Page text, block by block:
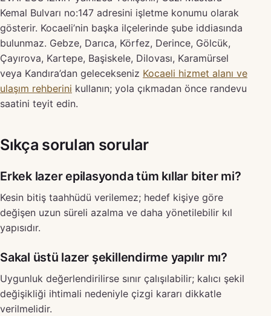
Kemal Bulvarı no:147 adresini işletme konumu olarak
gösterir. Kocaeli’nin başka ilçelerinde şube iddiasında
bulunmaz. Gebze, Darıca, Körfez, Derince, Gölcük,
Çayırova, Kartepe, Başiskele, Dilovası, Karamürsel
veya Kandıra’dan gelecekseniz Kocaeli hizmet alanı ve
ulaşım rehberini kullanın; yola çıkmadan önce randevu
saatini teyit edin.
Sıkça sorulan sorular
Erkek lazer epilasyonda tüm kıllar biter mi?
Kesin bitiş taahhüdü verilemez; hedef kişiye göre
değişen uzun süreli azalma ve daha yönetilebilir kıl
yapısıdır.
Sakal üstü lazer şekillendirme yapılır mı?
Uygunluk değerlendirilirse sınır çalışılabilir; kalıcı şekil
değişikliği ihtimali nedeniyle çizgi kararı dikkatle
verilmelidir.